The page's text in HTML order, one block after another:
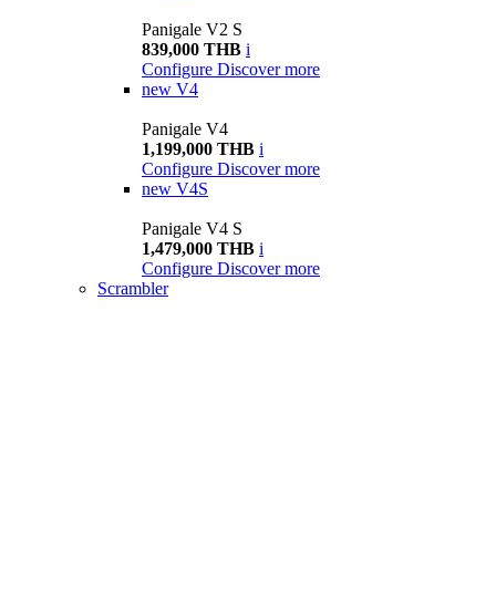
Panigale V2 S
839,000 THB i
Configure Discover more
new V4
Panigale V4
1,199,000 THB i
Configure Discover more
new V4S
Panigale V4 S
1,479,000 THB i
Configure Discover more
Scrambler